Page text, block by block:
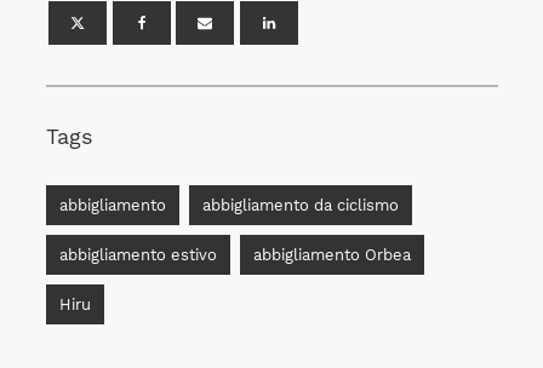
Tags
abbigliamento abbigliamento da ciclismo
abbigliamento estivo abbigliamento Orbea
Hiru